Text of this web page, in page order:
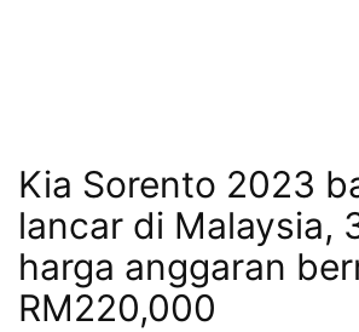
Kia Sorento 2023
lancar di Malaysia,
harga anggaran
RM220,000